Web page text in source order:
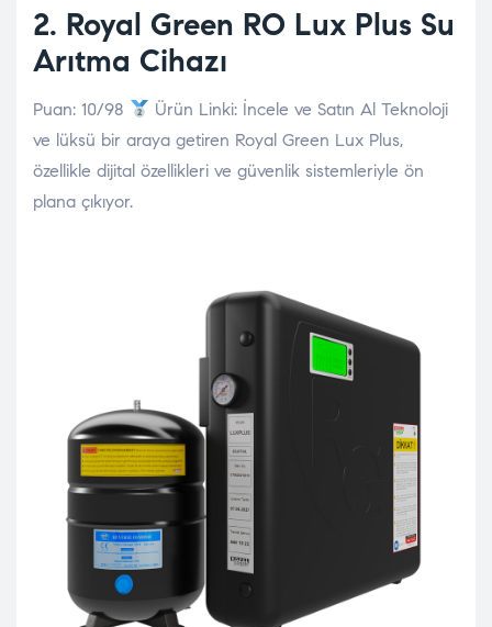
2. Royal Green RO Lux Plus Su
Arıtma Cihazı
Puan: 10/98
Ürün Linki: İncele ve Satın Al Teknoloji
ve lüksü bir araya getiren Royal Green Lux Plus,
özellikle dijital özellikleri ve güvenlik sistemleriyle ön
plana çıkıyor.